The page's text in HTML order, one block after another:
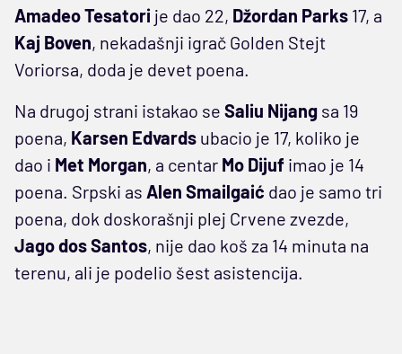
Amadeo Tesatori je dao 22, Džordan Parks 17, a
Kaj Boven, nekadašnji igrač Golden Stejt
Voriorsa, doda je devet poena.
Na drugoj strani istakao se Saliu Nijang sa 19
poena, Karsen Edvards ubacio je 17, koliko je
dao i Met Morgan, a centar Mo Dijuf imao je 14
poena. Srpski as Alen Smailgaić dao je samo tri
poena, dok doskorašnji plej Crvene zvezde,
Jago dos Santos, nije dao koš za 14 minuta na
terenu, ali je podelio šest asistencija.